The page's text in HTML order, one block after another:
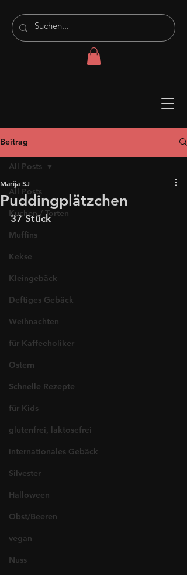
Beitrag
All Posts
Kuchen / Torten
Muffins
Kekse
Kleingebäck
Deftiges Gebäck
Weihnachten
für Kaffeeholiker
Ostern
Schnelle Rezepte
für Kids
glutenfrei, laktosefrei
internationales Gebäck
Silvester
Halloween
Obst/Beeren
vegan
Nuss
All Posts
Puddingplätzchen
Marija SJ
37 Stück